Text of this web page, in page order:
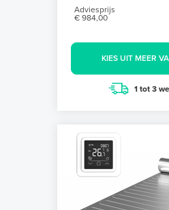
Adviesprijs
€ 984,00
KIES UIT MEER
1 tot 3